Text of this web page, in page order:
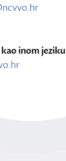
inom jeziku